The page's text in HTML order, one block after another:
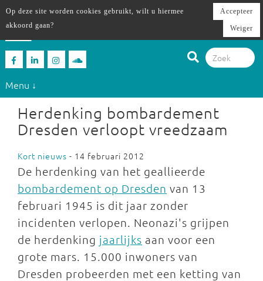
Menu ↓
Herdenking bombardement
Dresden verloopt vreedzaam
Kort nieuws - 14 februari 2012
De herdenking van het geallieerde
bombardement op Dresden van 13
februari 1945 is dit jaar zonder
incidenten verlopen. Neonazi's grijpen
de herdenking jaarlijks aan voor een
grote mars. 15.000 inwoners van
Dresden probeerden met een ketting van
Op deze site worden cookies gebruikt, wilt u hiermee
akkoord gaan?
Accepteer
Weiger